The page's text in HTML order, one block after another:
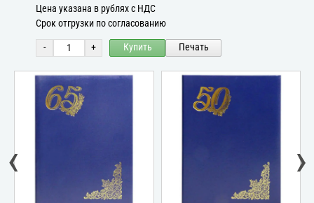
Цена указана в рублях с НДС
Срок отгрузки по согласованию
- + Купить Печать
‹ ›